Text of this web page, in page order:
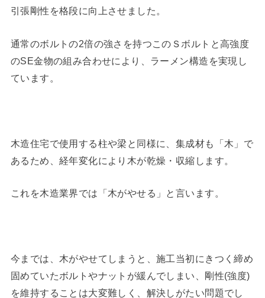
引張剛性を格段に向上させました。
通常のボルトの2倍の強さを持つこのＳボルトと高強度
のSE金物の組み合わせにより、ラーメン構造を実現し
ています。
木造住宅で使用する柱や梁と同様に、集成材も「木」で
あるため、経年変化により木が乾燥・収縮します。
これを木造業界では「木がやせる」と言います。
今までは、木がやせてしまうと、施工当初にきつく締め
固めていたボルトやナットが緩んでしまい、剛性(強度)
を維持することは大変難しく、解決しがたい問題でし